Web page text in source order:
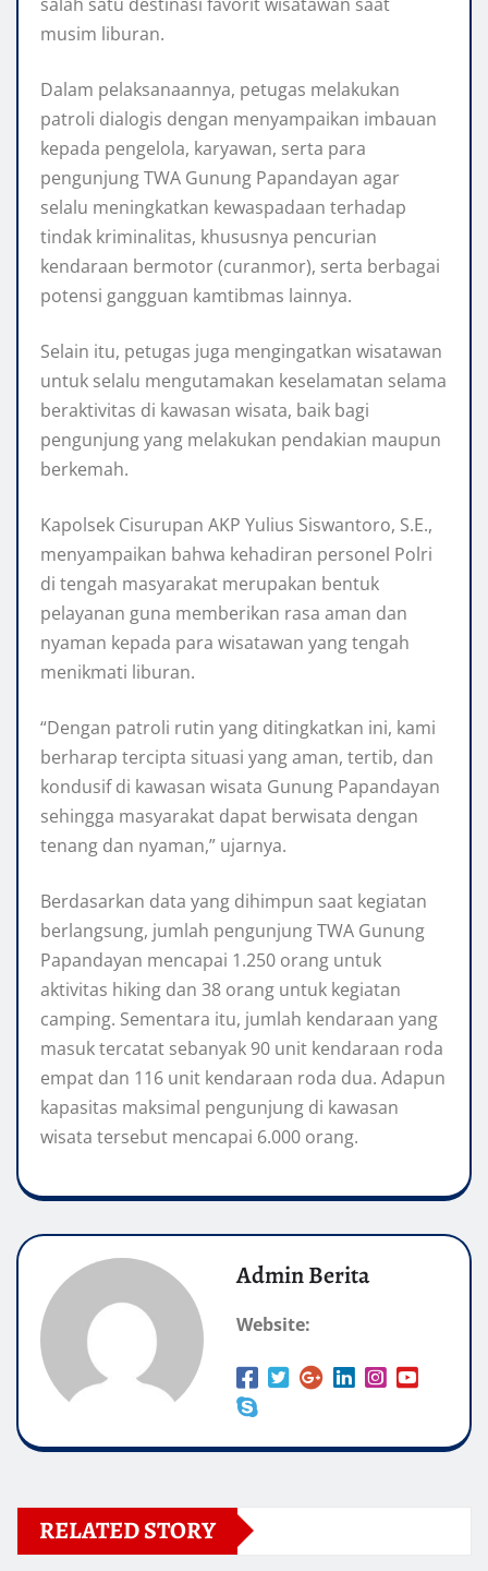
musim liburan.
Dalam pelaksanaannya, petugas melakukan
patroli dialogis dengan menyampaikan imbauan
kepada pengelola, karyawan, serta para
pengunjung TWA Gunung Papandayan agar
selalu meningkatkan kewaspadaan terhadap
tindak kriminalitas, khususnya pencurian
kendaraan bermotor (curanmor), serta berbagai
potensi gangguan kamtibmas lainnya.
Selain itu, petugas juga mengingatkan wisatawan
untuk selalu mengutamakan keselamatan selama
beraktivitas di kawasan wisata, baik bagi
pengunjung yang melakukan pendakian maupun
berkemah.
Kapolsek Cisurupan AKP Yulius Siswantoro, S.E.,
menyampaikan bahwa kehadiran personel Polri
di tengah masyarakat merupakan bentuk
pelayanan guna memberikan rasa aman dan
nyaman kepada para wisatawan yang tengah
menikmati liburan.
“Dengan patroli rutin yang ditingkatkan ini, kami
berharap tercipta situasi yang aman, tertib, dan
kondusif di kawasan wisata Gunung Papandayan
sehingga masyarakat dapat berwisata dengan
tenang dan nyaman,” ujarnya.
Berdasarkan data yang dihimpun saat kegiatan
berlangsung, jumlah pengunjung TWA Gunung
Papandayan mencapai 1.250 orang untuk
aktivitas hiking dan 38 orang untuk kegiatan
camping. Sementara itu, jumlah kendaraan yang
masuk tercatat sebanyak 90 unit kendaraan roda
empat dan 116 unit kendaraan roda dua. Adapun
kapasitas maksimal pengunjung di kawasan
wisata tersebut mencapai 6.000 orang.
Admin Berita
Website:
RELATED STORY